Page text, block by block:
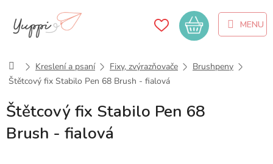
obsah
Nákupní
košík
DomůKreslení a psaní Fixy, zvýrazňovače
Brushpeny
Štětcový fix Stabilo Pen 68 Brush - fialová
Štětcový fix Stabilo Pen 68
Brush - fialová